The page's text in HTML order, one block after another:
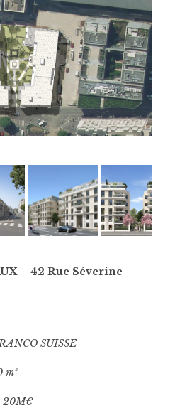
– 42 Rue Séverine –
SUISSE
m²
20M€